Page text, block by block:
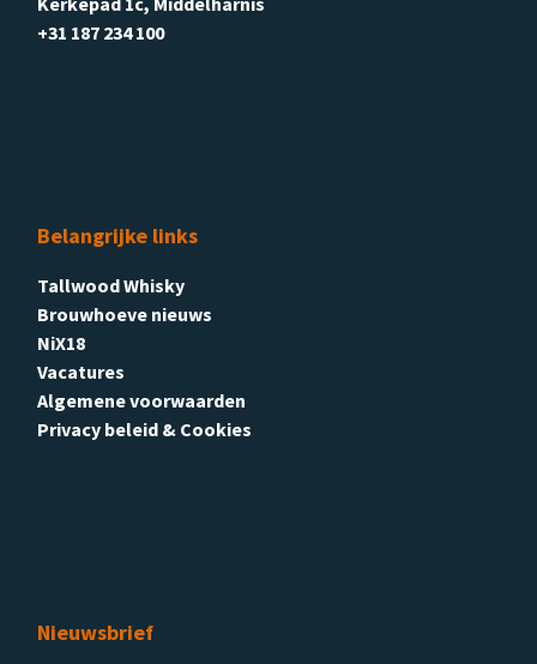
+31 187 234 100
Belangrijke links
Tallwood Whisky
Brouwhoeve nieuws
NiX18
Vacatures
Algemene voorwaarden
Privacy beleid & Cookies
Nieuwsbrief